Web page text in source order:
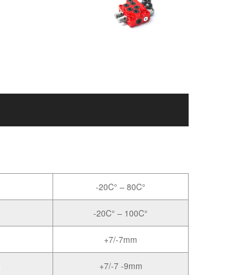
-20C° – 80C°
-20C° – 100C°
+7/-7mm
+7/-7 -9mm